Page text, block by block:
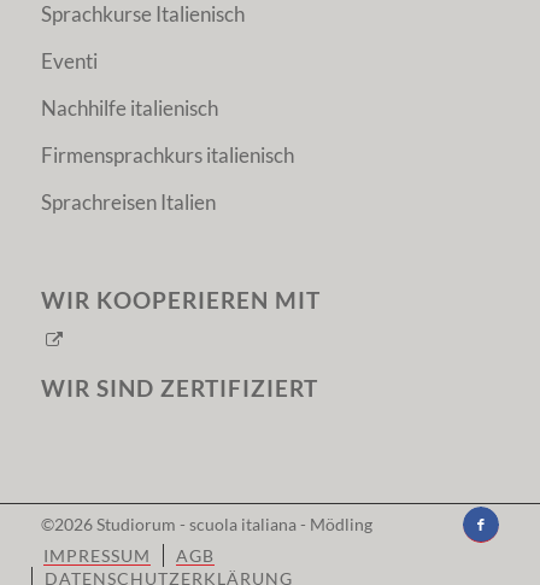
Sprachkurse Italienisch
Eventi
Nachhilfe italienisch
Firmensprachkurs italienisch
Sprachreisen Italien
WIR KOOPERIEREN MIT
WIR SIND ZERTIFIZIERT
©2026Studiorum - scuola italiana- Mödling
IMPRESSUM
AGB
DATENSCHUTZERKLÄRUNG